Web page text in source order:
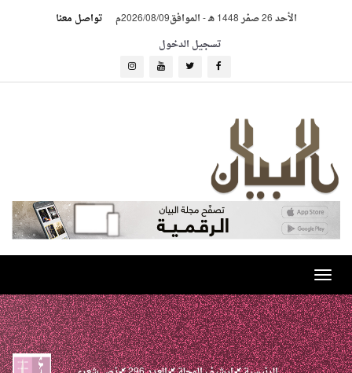
الأحد 26 صفر 1448 هـ -الموافق2026/08/09م
تواصل معنا
تسجيل الدخول
Toggle
navigation